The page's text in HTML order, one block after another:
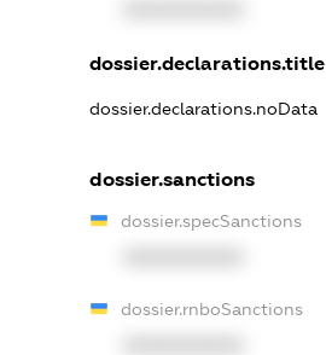
dossier.declarations.title
dossier.declarations.noData
dossier.sanctions
dossier.specSanctions
dossier.rnboSanctions